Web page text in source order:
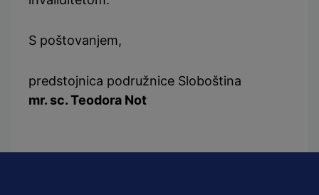
S poštovanjem,
predstojnica podružnice Sloboština
mr. sc. Teodora Not